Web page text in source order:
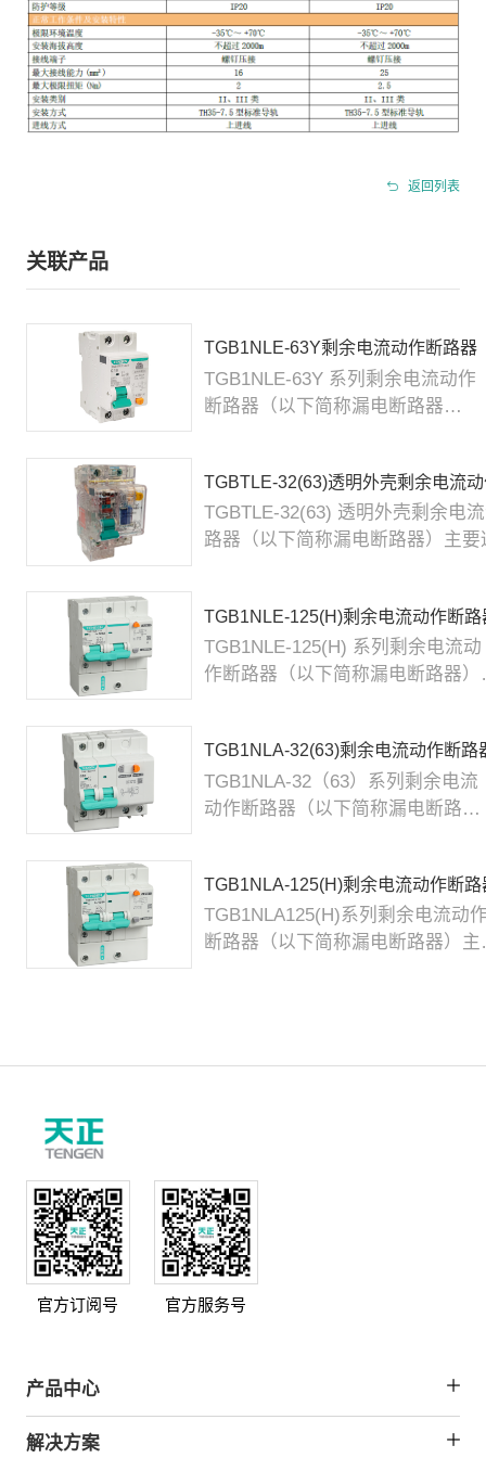
返回列表
关联产品
TGB1NLE-63Y剩余电流动作断路器
TGB1NLE-63Y 系列剩余电流动作
断路器（以下简称漏电断路器）
TGBTLE-32(63)透明外壳剩余电流
TGBTLE-32(63) 透明外壳剩余电
路器（以下简称漏电断路器）主要
TGB1NLE-125(H)剩余电流动作断路
TGB1NLE-125(H) 系列剩余电流动
作断路器（以下简称漏电断路器）
TGB1NLA-32(63)剩余电流动作断路
TGB1NLA-32（63）系列剩余电流
动作断路器（以下简称漏电断路
TGB1NLA-125(H)剩余电流动作断路
TGB1NLA125(H)系列剩余电流动
断路器（以下简称漏电断路器）主
官方订阅号 官方服务号
产品中心
解决方案